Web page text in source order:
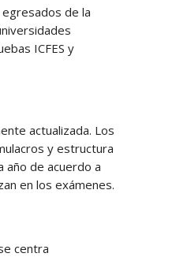
de la
ICFES y
actualizada. Los
y estructura
año de acuerdo a
en los exámenes.
centra